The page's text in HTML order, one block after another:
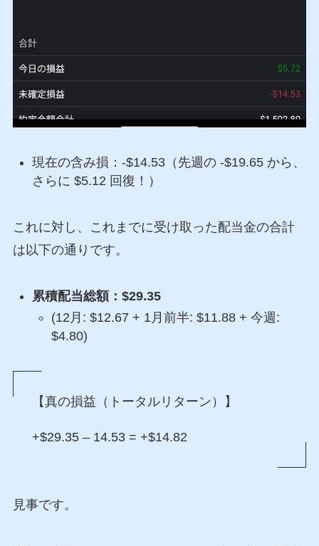
現在の含み損：-$14.53（先週の -$19.65 から、
さらに $5.12 回復！）
これに対し、これまでに受け取った配当金の合計
は以下の通りです。
累積配当総額： $29.35
(12月: $12.67 + 1月前半: $11.88 + 今週:
$4.80)
【真の損益（トータルリターン）】
+$29.35 – 14.53 = +$14.82
見事です。